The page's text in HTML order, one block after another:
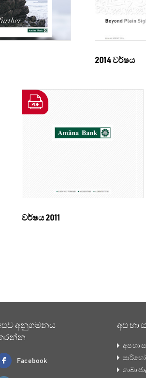
2014 වර්ෂය
වර්ෂය 2011
අනුගමනය
Facebook
අප
අප හා
ශාඛා